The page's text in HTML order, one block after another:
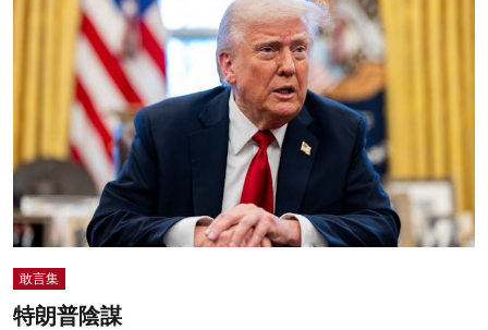
敢言集
特朗普陰謀